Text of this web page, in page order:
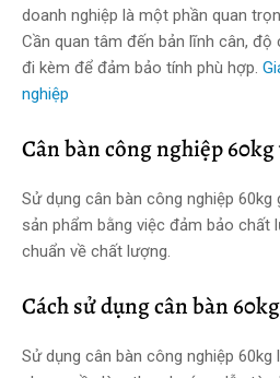
doanh nghiệp là một phần quan
Cần quan tâm đến bản lĩnh cân, độ
đi kèm để đảm bảo tính phù hợp.
nghiệp
Cân bàn công nghiệp
Sử dụng cân bàn công nghiệp
sản phẩm bằng việc đảm bảo chất
chuẩn về chất lượng.
Cách sử dụng cân bàn 60kg
Sử dụng cân bàn công nghiệp